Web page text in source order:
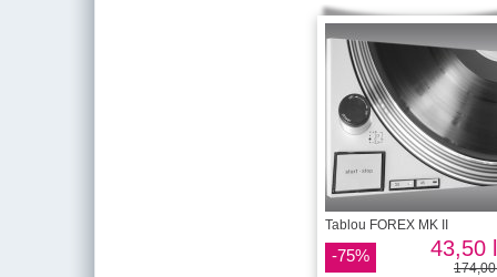
Tablou FOREX MK II
-75% 43,50